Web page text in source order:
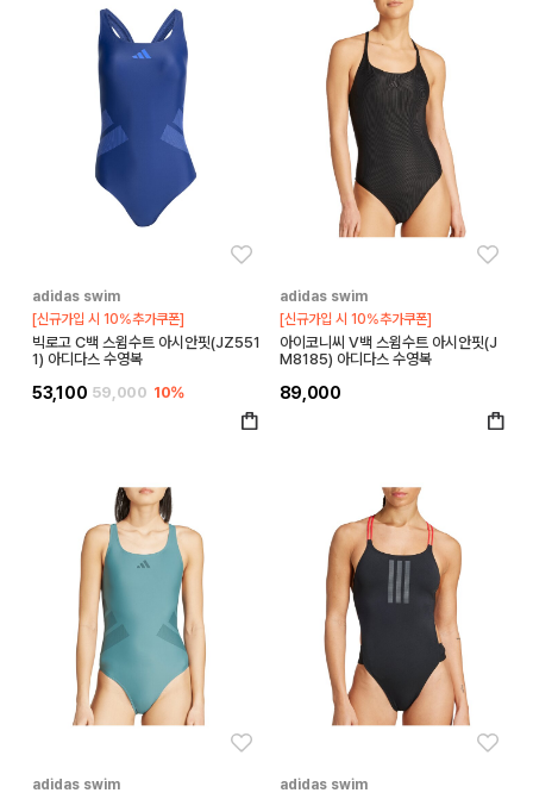
adidas swim
[신규가입 시 10%추가쿠폰]
빅로고 C백 스윔수트 아시안핏(JZ551
1) 아디다스 수영복
53,100 59,000 10%
adidas swim
[신규가입 시 10%추가쿠폰]
아이코니씨 V백 스윔수트 아시안핏(J
M8185) 아디다스 수영복
89,000
adidas swim
adidas swim